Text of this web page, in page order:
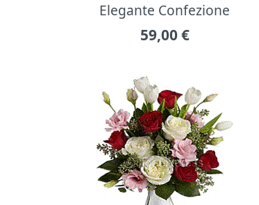
Elegante Confezione
59,00 €